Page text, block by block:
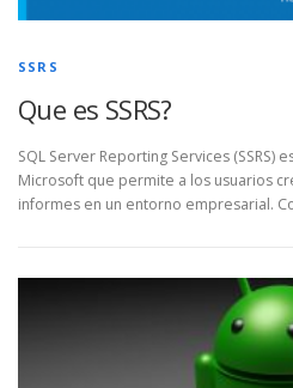
SSRS
Que es SSRS?
SQL Server Reporting Services (SSRS)
Microsoft que permite a los usuarios
informes en un entorno empresarial.